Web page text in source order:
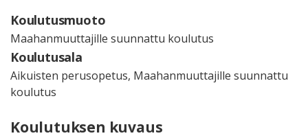
Koulutusmuoto
Maahanmuuttajille suunnattu koulutus
Koulutusala
Aikuisten perusopetus, Maahanmuuttajille suunnattu
koulutus
Koulutuksen kuvaus